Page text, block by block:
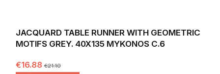
JACQUARD TABLE RUNNER WITH GEOMETRIC
MOTIFS GREY. 40X135 MYKONOS C.6
€16.88€21.10